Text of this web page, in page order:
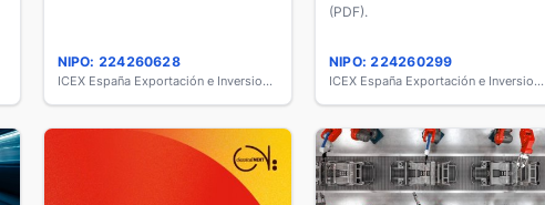
NIPO: 224260628
ICEX España Exportación e Inversiones
(PDF).
NIPO: 224260299
ICEX España Exportación e Inversiones